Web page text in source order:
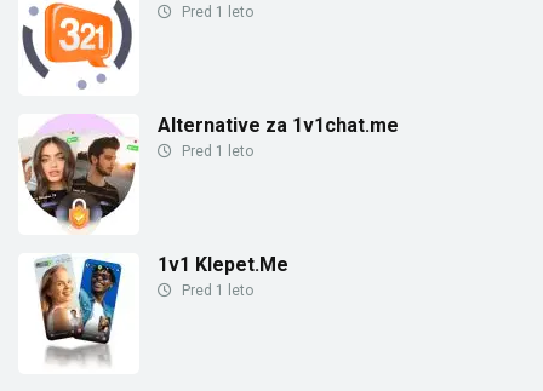
Pred 1 leto
Alternative za 1v1chat.me
Pred 1 leto
1v1 Klepet.Me
Pred 1 leto